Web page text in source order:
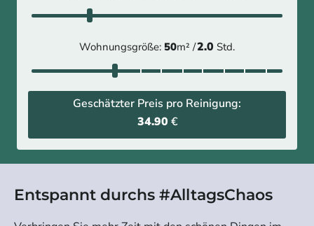
Wohnungsgröße: 50m² /2.0 Std.
Geschätzter Preis pro Reinigung:
34.90 €
Entspannt durchs #AlltagsChaos